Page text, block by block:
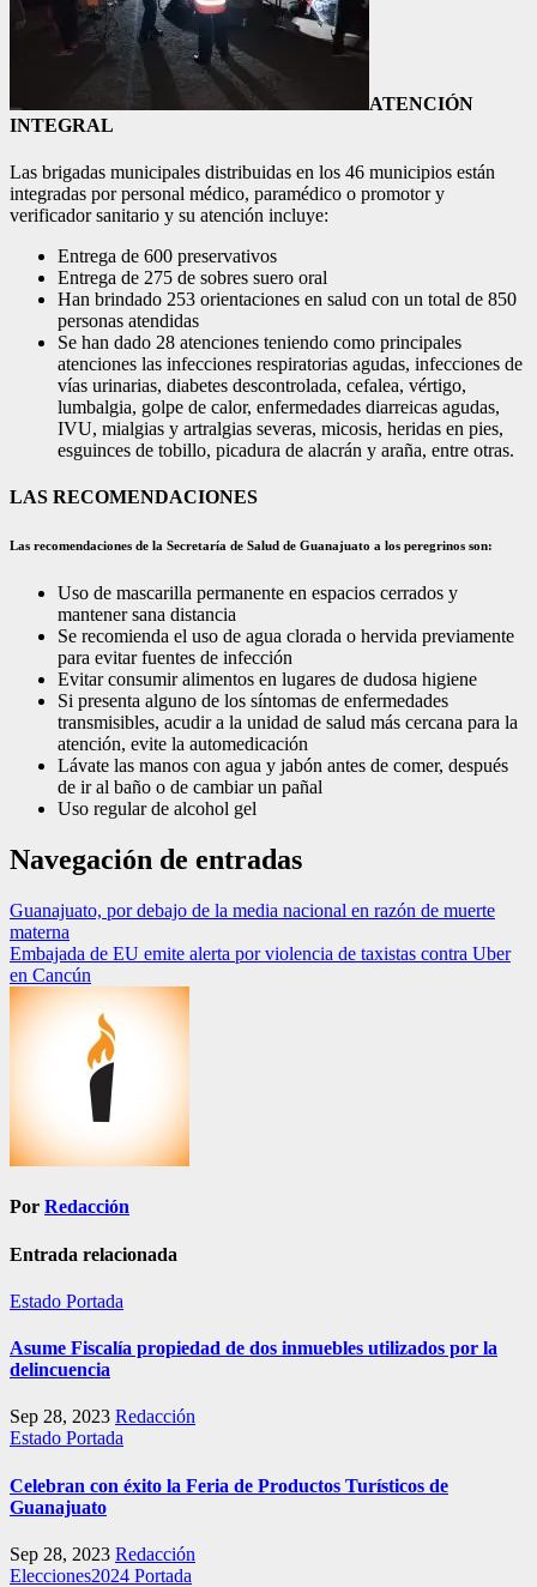
ATENCIÓN
INTEGRAL
Las brigadas municipales distribuidas en los 46 municipios están
integradas por personal médico, paramédico o promotor y
verificador sanitario y su atención incluye:
Entrega de 600 preservativos
Entrega de 275 de sobres suero oral
Han brindado 253 orientaciones en salud con un total de 850
personas atendidas
Se han dado 28 atenciones teniendo como principales
atenciones las infecciones respiratorias agudas, infecciones de
vías urinarias, diabetes descontrolada, cefalea, vértigo,
lumbalgia, golpe de calor, enfermedades diarreicas agudas,
IVU, mialgias y artralgias severas, micosis, heridas en pies,
esguinces de tobillo, picadura de alacrán y araña, entre otras.
LAS RECOMENDACIONES
Las recomendaciones de la Secretaría de Salud de Guanajuato a los peregrinos son:
Uso de mascarilla permanente en espacios cerrados y
mantener sana distancia
Se recomienda el uso de agua clorada o hervida previamente
para evitar fuentes de infección
Evitar consumir alimentos en lugares de dudosa higiene
Si presenta alguno de los síntomas de enfermedades
transmisibles, acudir a la unidad de salud más cercana para la
atención, evite la automedicación
Lávate las manos con agua y jabón antes de comer, después
de ir al baño o de cambiar un pañal
Uso regular de alcohol gel
Navegación de entradas
Guanajuato, por debajo de la media nacional en razón de muerte
materna
Embajada de EU emite alerta por violencia de taxistas contra Uber
en Cancún
Por Redacción
Entrada relacionada
Estado Portada
Asume Fiscalía propiedad de dos inmuebles utilizados por la
delincuencia
Sep 28, 2023 Redacción
Estado Portada
Celebran con éxito la Feria de Productos Turísticos de
Guanajuato
Sep 28, 2023 Redacción
Elecciones2024 Portada